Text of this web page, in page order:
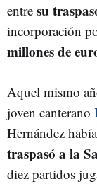
entre su
incorporación
millones de
Aquel mismo
joven canterano
Hernández
traspasó a la
diez partidos